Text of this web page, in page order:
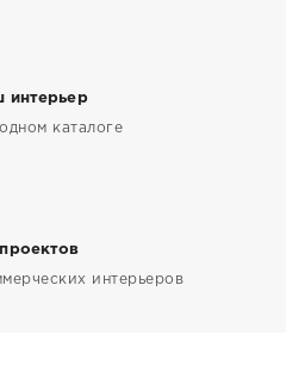
интерьер
каталоге
интерьеров